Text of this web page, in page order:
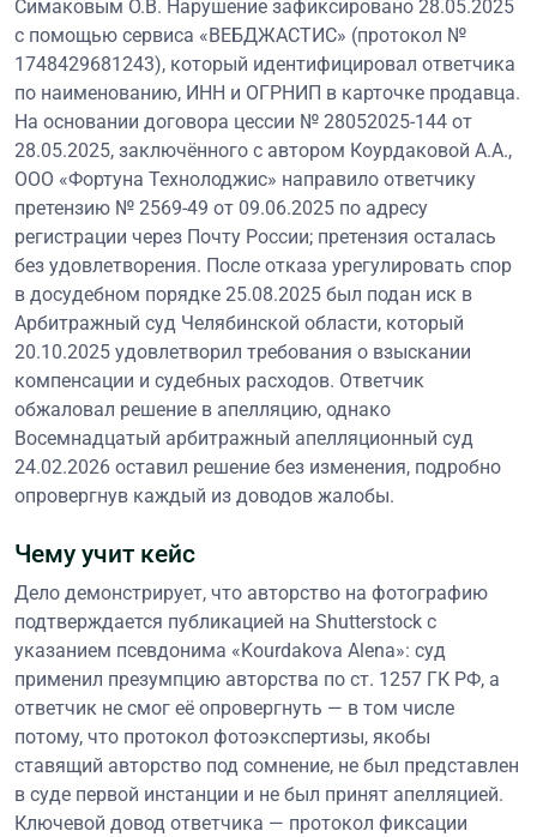
Симаковым О.В. Нарушение зафиксировано 28.05.2025
с помощью сервиса «ВЕБДЖАСТИС» (протокол №
1748429681243), который идентифицировал ответчика
по наименованию, ИНН и ОГРНИП в карточке продавца.
На основании договора цессии № 28052025-144 от
28.05.2025, заключённого с автором Коурдаковой А.А.,
ООО «Фортуна Технолоджис» направило ответчику
претензию № 2569-49 от 09.06.2025 по адресу
регистрации через Почту России; претензия осталась
без удовлетворения. После отказа урегулировать спор
в досудебном порядке 25.08.2025 был подан иск в
Арбитражный суд Челябинской области, который
20.10.2025 удовлетворил требования о взыскании
компенсации и судебных расходов. Ответчик
обжаловал решение в апелляцию, однако
Восемнадцатый арбитражный апелляционный суд
24.02.2026 оставил решение без изменения, подробно
опровергнув каждый из доводов жалобы.
Чему учит кейс
Дело демонстрирует, что авторство на фотографию
подтверждается публикацией на Shutterstock с
указанием псевдонима «Kourdakova Alena»: суд
применил презумпцию авторства по ст. 1257 ГК РФ, а
ответчик не смог её опровергнуть — в том числе
потому, что протокол фотоэкспертизы, якобы
ставящий авторство под сомнение, не был представлен
в суде первой инстанции и не был принят апелляцией.
Ключевой довод ответчика — протокол фиксации